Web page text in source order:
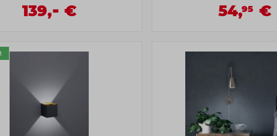
Regulärer Preis:
Verkaufspreis:
139,- € Regulärer
54,95 €